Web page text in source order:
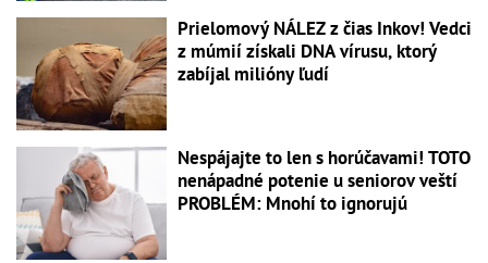
Prielomový NÁLEZ z čias Inkov! Vedci
z múmií získali DNA vírusu, ktorý
zabíjal milióny ľudí
Nespájajte to len s horúčavami! TOTO
nenápadné potenie u seniorov veští
PROBLÉM: Mnohí to ignorujú